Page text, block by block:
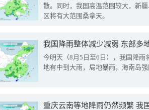
散。同时，我国高温范围较大，新
区将有大范围桑拿天。
我国降雨整体减少减弱 东部多
今明天（8月5日至6日），我国降
地有中到大雨，局地暴雨，海南岛
重庆云南等地降雨仍然频繁 我